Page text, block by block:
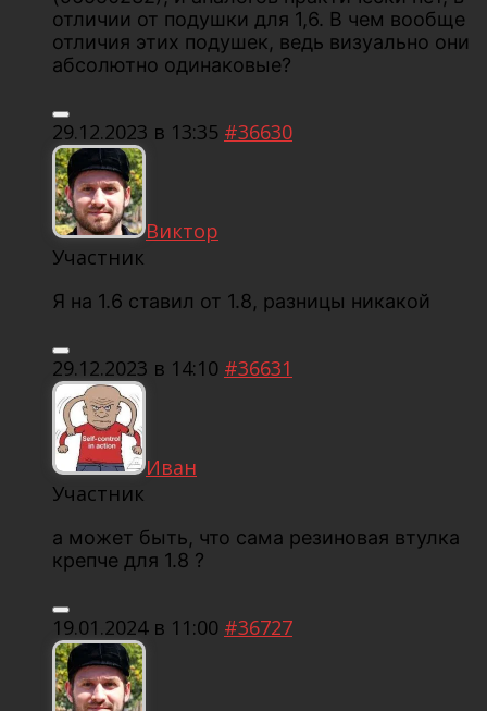
отличии от подушки для 1,6. В чем вообще
отличия этих подушек, ведь визуально они
абсолютно одинаковые?
29.12.2023 в 13:35 #36630
Виктор
Участник
Я на 1.6 ставил от 1.8, разницы никакой
29.12.2023 в 14:10 #36631
Иван
Участник
а может быть, что сама резиновая втулка
крепче для 1.8 ?
19.01.2024 в 11:00 #36727